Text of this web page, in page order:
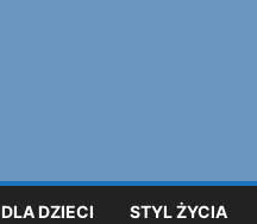
DLA DZIECI STYL ŻYCIA